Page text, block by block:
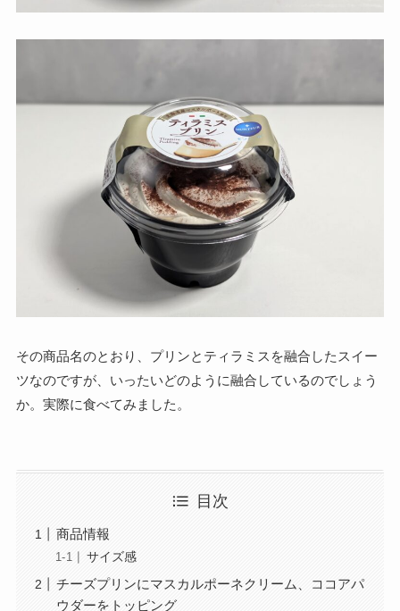
その商品名のとおり、プリンとティラミスを融合したスイー
ツなのですが、いったいどのように融合しているのでしょう
か。実際に食べてみました。
目次
商品情報
サイズ感
チーズプリンにマスカルポーネクリーム、ココアパ
ウダーをトッピング